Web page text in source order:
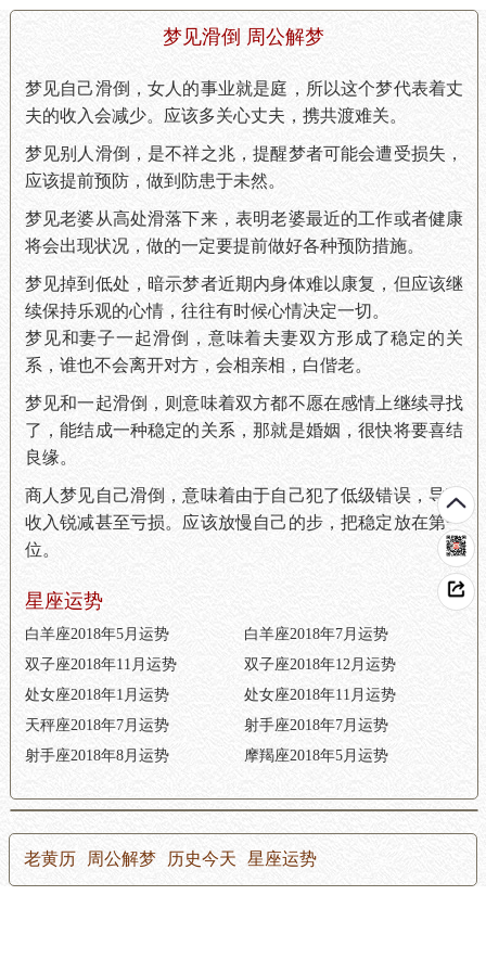
梦见滑倒 周公解梦
梦见自己滑倒，女人的事业就是庭，所以这个梦代表着丈
夫的收入会减少。应该多关心丈夫，携共渡难关。
梦见别人滑倒，是不祥之兆，提醒梦者可能会遭受损失，
应该提前预防，做到防患于未然。
梦见老婆从高处滑落下来，表明老婆最近的工作或者健康
将会出现状况，做的一定要提前做好各种预防措施。
梦见掉到低处，暗示梦者近期内身体难以康复，但应该继
续保持乐观的心情，往往有时候心情决定一切。
梦见和妻子一起滑倒，意味着夫妻双方形成了稳定的关
系，谁也不会离开对方，会相亲相，白偕老。
梦见和一起滑倒，则意味着双方都不愿在感情上继续寻找
了，能结成一种稳定的关系，那就是婚姻，很快将要喜结
良缘。
商人梦见自己滑倒，意味着由于自己犯了低级错误，导致
收入锐减甚至亏损。应该放慢自己的步，把稳定放在第一
位。
星座运势
白羊座2018年5月运势
白羊座2018年7月运势
双子座2018年11月运势
双子座2018年12月运势
处女座2018年1月运势
处女座2018年11月运势
天秤座2018年7月运势
射手座2018年7月运势
射手座2018年8月运势
摩羯座2018年5月运势
老黄历 周公解梦 历史今天 星座运势